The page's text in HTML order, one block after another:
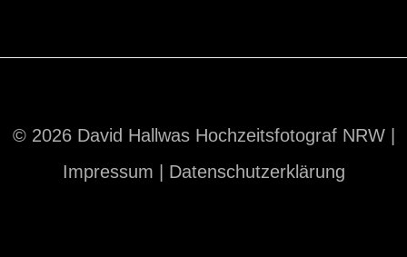
© 2026 David Hallwas Hochzeitsfotograf NRW |
Impressum
Datenschutzerklärung